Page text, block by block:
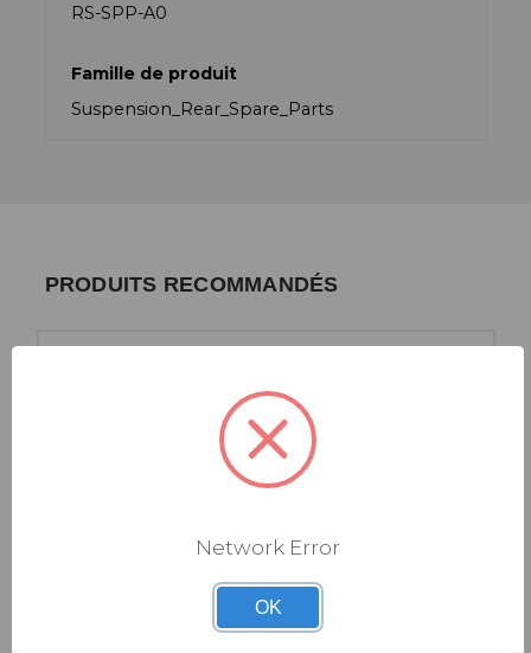
RS-SPP-A0
Famille de produit
Suspension_Rear_Spare_Parts
PRODUITS RECOMMANDÉS
Network Error
OK